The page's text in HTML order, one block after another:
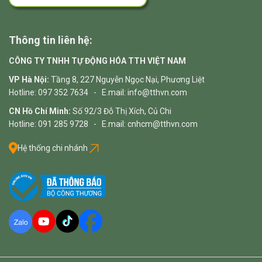
Thông tin liên hệ:
CÔNG TY TNHH TỰ ĐỘNG HÓA TTH VIỆT NAM
VP Hà Nội: Tầng 8, 227 Nguyễn Ngọc Nại, Phương Liệt
Hotline: 097 352 7634 - E.mail: info@tthvn.com
CN Hồ Chí Minh: Số 92/3 Đỗ Thị Xích, Củ Chi
Hotline: 091 285 9728 - E.mail: cnhcm@tthvn.com
Hệ thống chi nhánh